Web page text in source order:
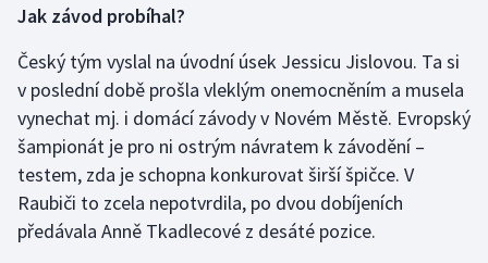
Ragby
Rychlobruslení
Rychlostní kanoistika
Short track
Sportovní střelba
Jak závod probíhal?
Český tým vyslal na úvodní úsek Jessicu Jislovou. Ta si
v poslední době prošla vleklým onemocněním a musela
vynechat mj. i domácí závody v Novém Městě. Evropský
šampionát je pro ni ostrým návratem k závodění –
testem, zda je schopna konkurovat širší špičce. V
Raubiči to zcela nepotvrdila, po dvou dobíjeních
předávala Anně Tkadlecové z desáté pozice.